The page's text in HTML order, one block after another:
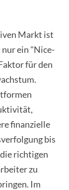
Markt ist
ein "Nice-
für den
finanzielle
bis
richtigen
zu
Im